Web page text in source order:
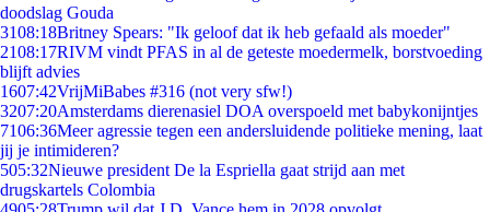
doodslag Gouda
3108:18Britney Spears: "Ik geloof dat ik heb gefaald als moeder"
2108:17RIVM vindt PFAS in al de geteste moedermelk, borstvoeding
blijft advies
1607:42VrijMiBabes #316 (not very sfw!)
3207:20Amsterdams dierenasiel DOA overspoeld met babykonijntjes
7106:36Meer agressie tegen een andersluidende politieke mening, laat
jij je intimideren?
505:32Nieuwe president De la Espriella gaat strijd aan met
drugskartels Colombia